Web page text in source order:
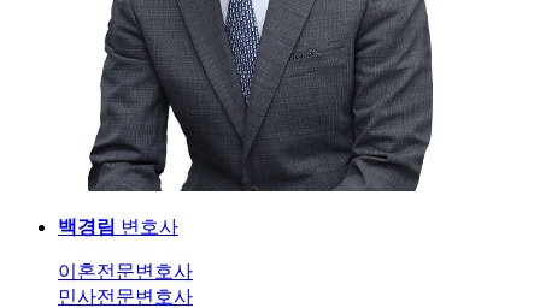
백경림 변호사
이혼전문변호사
민사전문변호사